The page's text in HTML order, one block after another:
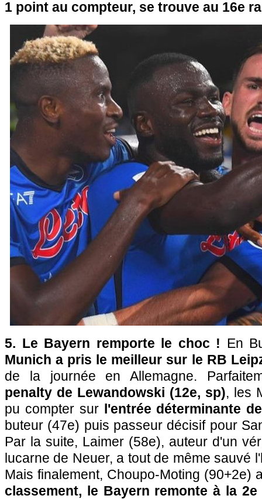
1 point au compteur, se trouve au 16e
5. Le Bayern remporte le choc ! En
Munich a pris le meilleur sur le RB
de la journée en Allemagne.
penalty de Lewandowski (12e, sp), les
pu compter sur l'entrée déterminante
buteur (47e) puis passeur décisif pour
Par la suite, Laimer (58e), auteur d'un
lucarne de Neuer, a tout de même sauvé
Mais finalement, Choupo-Moting (90+2e)
classement, le Bayern remonte à la